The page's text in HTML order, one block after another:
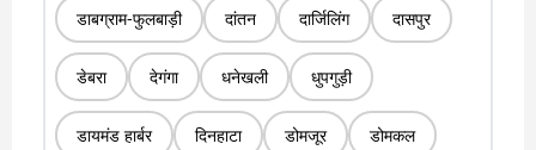
डाबग्राम-फुलबाड़ी दांतन दार्जिलिंग दासपुर
डेबरा देगंगा धनेखली धुपगुड़ी
डायमंड हार्बर दिनहाटा डोमजूर डोमकल